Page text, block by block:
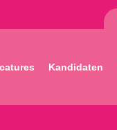
Kandidaten